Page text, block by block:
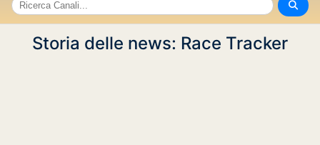
Storia delle news: Race Tracker